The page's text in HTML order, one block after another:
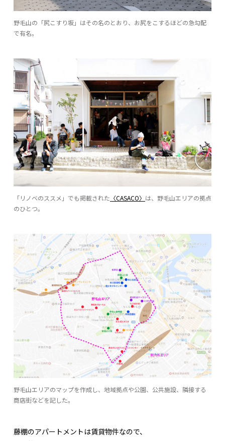
野毛山の「尻こすり坂」はその名のとおり、お尻をこするほどの急勾配
で有名。
「リノベのススメ」でも掲載された 〈CASACO〉 は、野毛山エリアの拠点
のひとつ。
野毛山エリアのマップを作成し、地域拠点や公園、公共施設、隣接する
商店街などを記した。
藤棚のアパートメントは賃貸物件なので、